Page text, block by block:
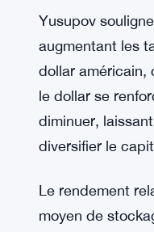
Trump sur les
dans le
en popularité, il
que la
L’impact de la
Yusupov
augmentant les